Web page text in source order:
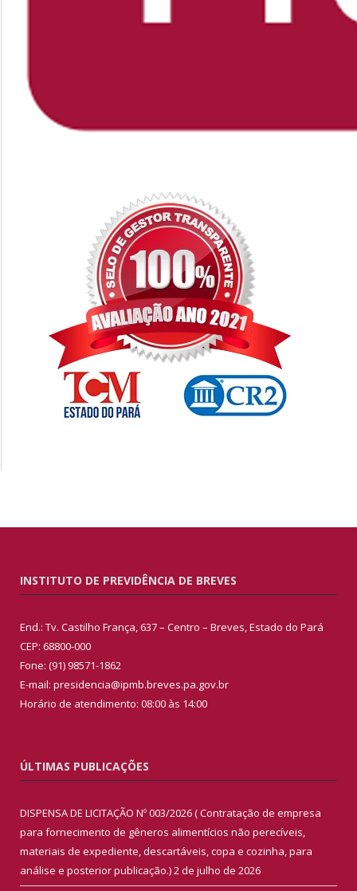
INSTITUTO DE PREVIDÊNCIA DE BREVES
End.: Tv. Castilho França, 637 – Centro – Breves, Estado do Pará
CEP: 68800-000
Fone: (91) 98571-1862
E-mail: presidencia@ipmb.breves.pa.gov.br
Horário de atendimento: 08:00 às 14:00
ÚLTIMAS PUBLICAÇÕES
DISPENSA DE LICITAÇÃO Nº 003/2026 ( Contratação de empresa
para fornecimento de gêneros alimentícios não perecíveis,
materiais de expediente, descartáveis, copa e cozinha, para
análise e posterior publicação.)2 de julho de 2026